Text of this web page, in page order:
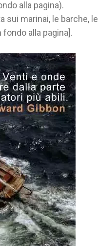
alla pagina).
sui marinai, le barche, le
fondo alla pagina].